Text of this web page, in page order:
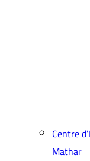
Centre
Mathar